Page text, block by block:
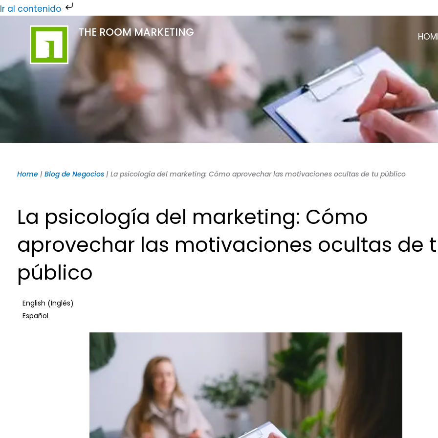
Ir al contenido
Ir
contenido
THE ROOM MARKETING
Home | Blog de Negocios | La psicología del marketing: Cómo aprovechar las motivaciones ocultas de tu público
La psicología del marketing: Cómo
aprovechar las motivaciones ocultas de
público
English (Inglés)
Español